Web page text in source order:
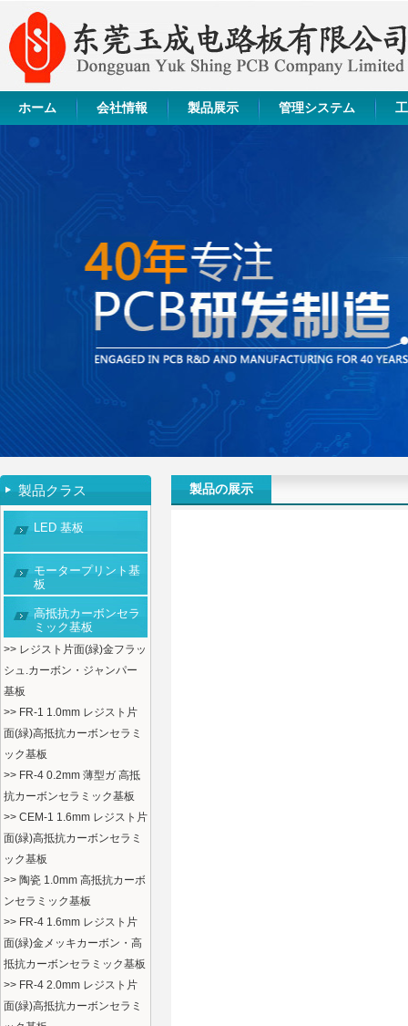
ホーム 会社情報 製品展示 管理システム
製品クラス
LED 基板
モータープリント基
板
高抵抗カーボンセラ
ミック基板
>> レジスト片面(緑)金フラッ
シュ.カーボン・ジャンパー
基板
>> FR-1 1.0mm レジスト片
面(緑)高抵抗カーボンセラミ
ック基板
>> FR-4 0.2mm 薄型ガ 高抵
抗カーボンセラミック基板
>> CEM-1 1.6mm レジスト片
面(緑)高抵抗カーボンセラミ
ック基板
>> 陶瓷 1.0mm 高抵抗カーボ
ンセラミック基板
>> FR-4 1.6mm レジスト片
面(緑)金メッキカーボン・高
抵抗カーボンセラミック基板
>> FR-4 2.0mm レジスト片
面(緑)高抵抗カーボンセラミ
製品の展示